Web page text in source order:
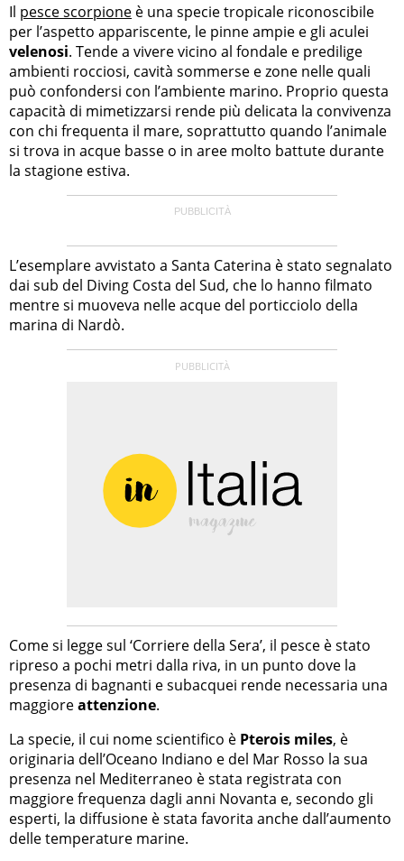
Il pesce scorpione è una specie tropicale riconoscibile
per l’aspetto appariscente, le pinne ampie e gli aculei
velenosi. Tende a vivere vicino al fondale e predilige
ambienti rocciosi, cavità sommerse e zone nelle quali
può confondersi con l’ambiente marino. Proprio questa
capacità di mimetizzarsi rende più delicata la convivenza
con chi frequenta il mare, soprattutto quando l’animale
si trova in acque basse o in aree molto battute durante
la stagione estiva.
L’esemplare avvistato a Santa Caterina è stato segnalato
dai sub del Diving Costa del Sud, che lo hanno filmato
mentre si muoveva nelle acque del porticciolo della
marina di Nardò.
Come si legge sul ‘Corriere della Sera’, il pesce è stato
ripreso a pochi metri dalla riva, in un punto dove la
presenza di bagnanti e subacquei rende necessaria una
maggioreattenzione.
La specie, il cui nome scientifico è Pterois miles, è
originaria dell’Oceano Indiano e del Mar Rosso la sua
presenza nel Mediterraneo è stata registrata con
maggiore frequenza dagli anni Novanta e, secondo gli
esperti, la diffusione è stata favorita anche dall’aumento
delle temperature marine.